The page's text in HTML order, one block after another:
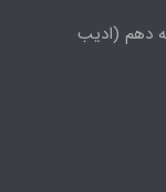
دهم (ادیب